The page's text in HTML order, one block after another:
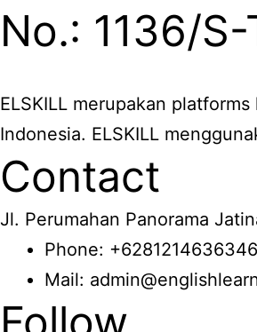
No.: 1136/
ELSKILL merupakan
Indonesia. ELSKILL
Contact
Jl. Perumahan Panorama
Phone: +6281214636346
Mail: